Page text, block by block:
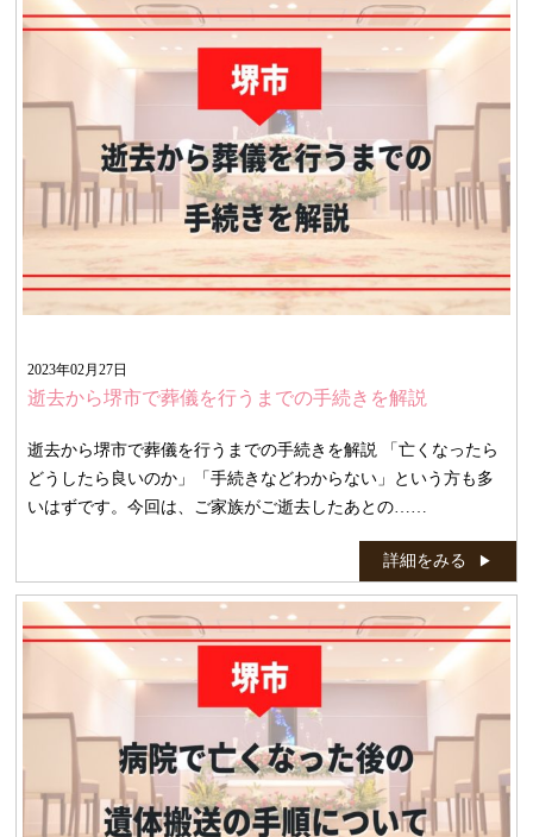
2023年02月27日
逝去から堺市で葬儀を行うまでの手続きを解説
逝去から堺市で葬儀を行うまでの手続きを解説 「亡くなったら
どうしたら良いのか」「手続きなどわからない」という方も多
いはずです。今回は、ご家族がご逝去したあとの……
詳細をみる